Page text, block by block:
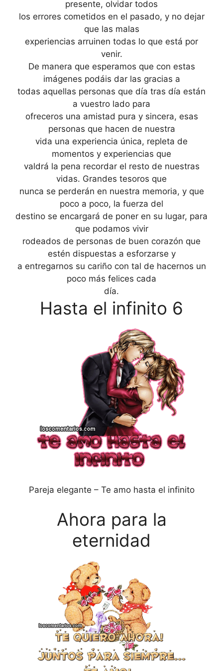
presente, olvidar todos
los errores cometidos en el pasado, y no dejar
que las malas
experiencias arruinen todas lo que está por
venir.
De manera que esperamos que con estas
imágenes podáis dar las gracias a
todas aquellas personas que día tras día están
a vuestro lado para
ofreceros una amistad pura y sincera, esas
personas que hacen de nuestra
vida una experiencia única, repleta de
momentos y experiencias que
valdrá la pena recordar el resto de nuestras
vidas. Grandes tesoros que
nunca se perderán en nuestra memoria, y que
poco a poco, la fuerza del
destino se encargará de poner en su lugar, para
que podamos vivir
rodeados de personas de buen corazón que
estén dispuestas a esforzarse y
a entregarnos su cariño con tal de hacernos un
poco más felices cada
día.
Hasta el infinito 6
Pareja elegante – Te amo hasta el infinito
Ahora para la
eternidad